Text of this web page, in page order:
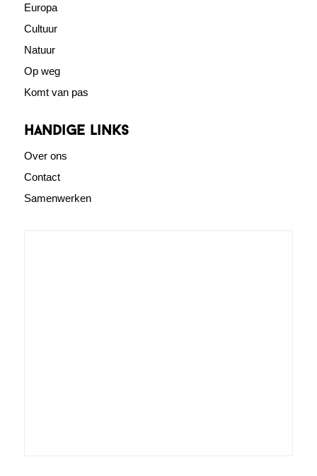
Europa
Cultuur
Natuur
Op weg
Komt van pas
Handige links
Over ons
Contact
Samenwerken